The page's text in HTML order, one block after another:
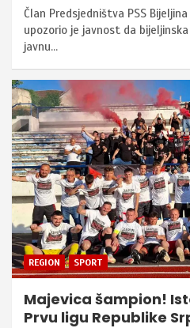
Član Predsjedništva PSS
upozorio je javnost da
javnu…
REGION SPORT
Majevica šampion!
Prvu ligu Republike